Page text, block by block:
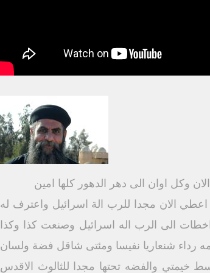
وكل اوان الى دهر الدهور كلها امين
19 قال يشوع لعاخان يا ابني اعطي الان مجدا للرب الة اسرائيل واعترف له
الى الرب اله اسرائيل وصنعت كذا وكذا
رداء شنعاريا نفيسا ومئتى شاقل فضة ولسان
والفضه تحتها مجدا للثالوث الاقدس